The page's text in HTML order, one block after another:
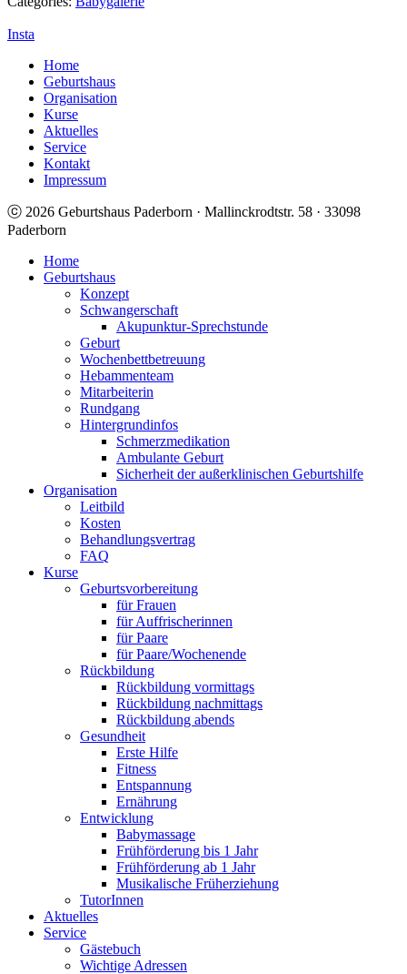
Insta
Home
Geburtshaus
Organisation
Kurse
Aktuelles
Service
Kontakt
Impressum
ⓒ 2026 Geburtshaus Paderborn · Mallinckrodtstr. 58 · 33098
Paderborn
Home
Geburtshaus
Konzept
Schwangerschaft
Akupunktur-Sprechstunde
Geburt
Wochenbettbetreuung
Hebammenteam
Mitarbeiterin
Rundgang
Hintergrundinfos
Schmerzmedikation
Ambulante Geburt
Sicherheit der außerklinischen Geburtshilfe
Organisation
Leitbild
Kosten
Behandlungsvertrag
FAQ
Kurse
Geburtsvorbereitung
für Frauen
für Auffrischerinnen
für Paare
für Paare/Wochenende
Rückbildung
Rückbildung vormittags
Rückbildung nachmittags
Rückbildung abends
Gesundheit
Erste Hilfe
Fitness
Entspannung
Ernährung
Entwicklung
Babymassage
Frühförderung bis 1 Jahr
Frühförderung ab 1 Jahr
Musikalische Früherziehung
TutorInnen
Aktuelles
Service
Gästebuch
Wichtige Adressen